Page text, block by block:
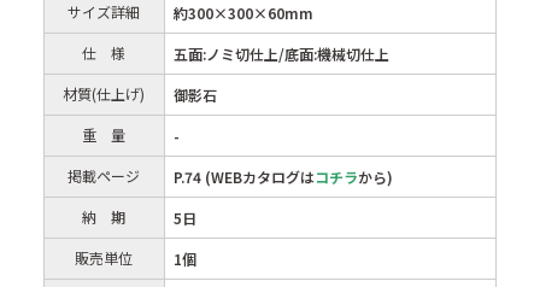
サイズ詳細
約300×300×60mm
仕 様
五面:ノミ切仕上/底面:機械切仕上
材質(仕上げ)
御影石
重 量
-
掲載ページ
P.74 (WEBカタログはコチラから)
納 期
5日
販売単位
1個